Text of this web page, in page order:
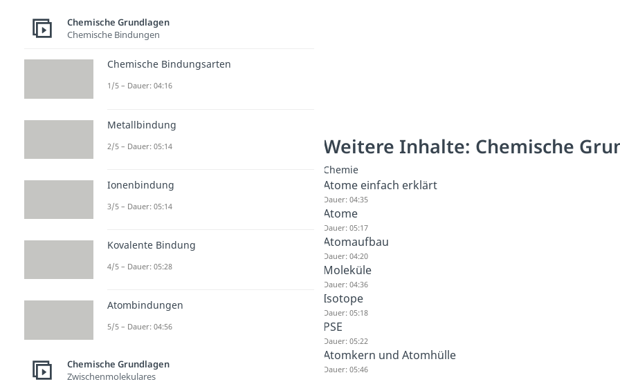
Weitere Inhalte: Chemische
Chemie
Atome einfach erklärt
Dauer: 04:35
Atome
Dauer: 05:17
Atomaufbau
Dauer: 04:20
Moleküle
Dauer: 04:36
Isotope
Dauer: 05:18
PSE
Dauer: 05:22
Atomkern und Atomhülle
Dauer: 05:46
Chemische Grundlagen
Chemische Bindungen
Chemische Bindungsarten
1/5 – Dauer: 04:16
Metallbindung
2/5 – Dauer: 05:14
Ionenbindung
3/5 – Dauer: 05:14
Kovalente Bindung
4/5 – Dauer: 05:28
Atombindungen
5/5 – Dauer: 04:56
Chemische Grundlagen
Zwischenmolekulares